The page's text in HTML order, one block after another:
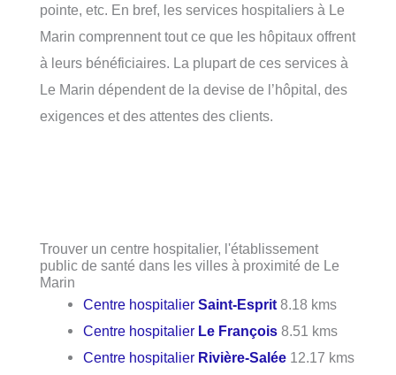
pointe, etc. En bref, les services hospitaliers à Le
Marin comprennent tout ce que les hôpitaux offrent
à leurs bénéficiaires. La plupart de ces services à
Le Marin dépendent de la devise de l’hôpital, des
exigences et des attentes des clients.
Trouver un centre hospitalier, l'établissement
public de santé dans les villes à proximité de Le
Marin
Centre hospitalierSaint-Esprit 8.18 kms
Centre hospitalier Le François 8.51 kms
Centre hospitalier Rivière-Salée 12.17 kms